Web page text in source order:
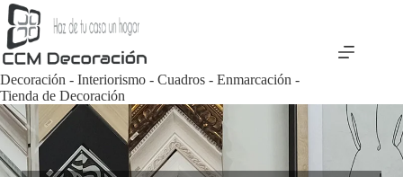
Saltar
al
contenido
Decoración - Interiorismo - Cuadros - Enmarcación -
Tienda de Decoración